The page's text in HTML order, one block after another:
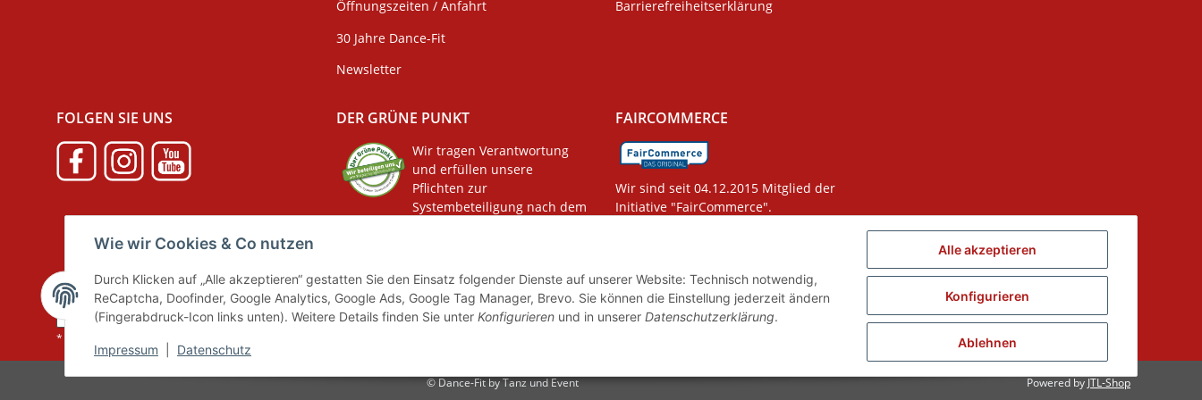
Alle akzeptieren
Konfigurieren
Ablehnen
Wie wir Cookies & Co nutzen
Durch Klicken auf „Alle akzeptieren“ gestatten Sie den Einsatz folgender Dienste auf unserer Website: Technisch notwendig,
ReCaptcha, Doofinder, Google Analytics, Google Ads, Google Tag Manager, Brevo. Sie können die Einstellung jederzeit ändern
(Fingerabdruck-Icon links unten). Weitere Details finden Sie unter Konfigurieren und in unserer Datenschutzerklärung.
Impressum Datenschutz
Öffnungszeiten / Anfahrt
30 Jahre Dance-Fit
Newsletter
Barrierefreiheitserklärung
FOLGEN SIE UNS DER GRÜNE PUNKT
Wir tragen Verantwortung
und erfüllen unsere
Pflichten zur
Systembeteiligung nach dem
FAIRCOMMERCE
Wir sind seit 04.12.2015 Mitglied der
Initiative "FairCommerce".
Vertrag widerrufen
* Alle Preise inkl. gesetzlicher MwSt., zzgl.
© Dance-Fit by Tanz und Event Powered by JTL-Shop